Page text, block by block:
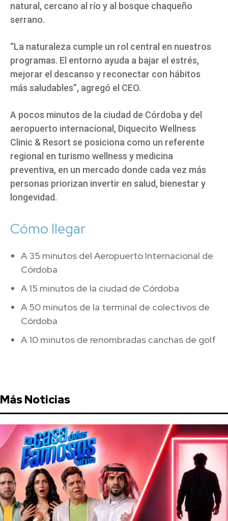
natural, cercano al río y al bosque chaqueño
serrano.
“La naturaleza cumple un rol central en nuestros
programas. El entorno ayuda a bajar el estrés,
mejorar el descanso y reconectar con hábitos
más saludables”, agregó el CEO.
A pocos minutos de la ciudad de Córdoba y del
aeropuerto internacional, Diquecito Wellness
Clinic & Resort se posiciona como un referente
regional en turismo wellness y medicina
preventiva, en un mercado donde cada vez más
personas priorizan invertir en salud, bienestar y
longevidad.
Cómo llegar
A 35 minutos del Aeropuerto Internacional de
Córdoba
A 15 minutos de la ciudad de Córdoba
A 50 minutos de la terminal de colectivos de
Córdoba
A 10 minutos de renombradas canchas de golf
Más Noticias